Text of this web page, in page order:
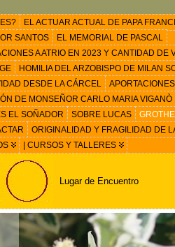
EL ACTUAR ACTUAL DE PAPA
SANTOS
EL MEMORIAL DE PASCAL
A ATRIO EN 2023 Y CANTIDAD
HOMILIA DEL ARZOBISPO DE MILAN
DESDE LA CÁRCEL
DE MONSEÑOR CARLO MARIA VIGANÒ
EL SOÑADOR SOBRE LUCAS
ORIGINALIDAD Y FRAGILIDAD DE
| CURSOS Y TALLERES
Lugar de Encuentro